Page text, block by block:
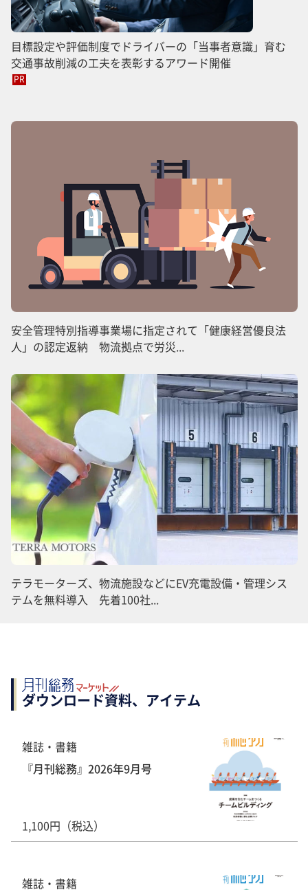
目標設定や評価制度でドライバーの「当事者意識」育む
交通事故削減の工夫を表彰するアワード開催
PR
安全管理特別指導事業場に指定されて「健康経営優良法
人」の認定返納 物流拠点で労災...
テラモーターズ、物流施設などにEV充電設備・管理シス
テムを無料導入 先着100社...
ダウンロード資料、アイテム
雑誌・書籍
『月刊総務』2026年9月号
1,100円（税込）
雑誌・書籍